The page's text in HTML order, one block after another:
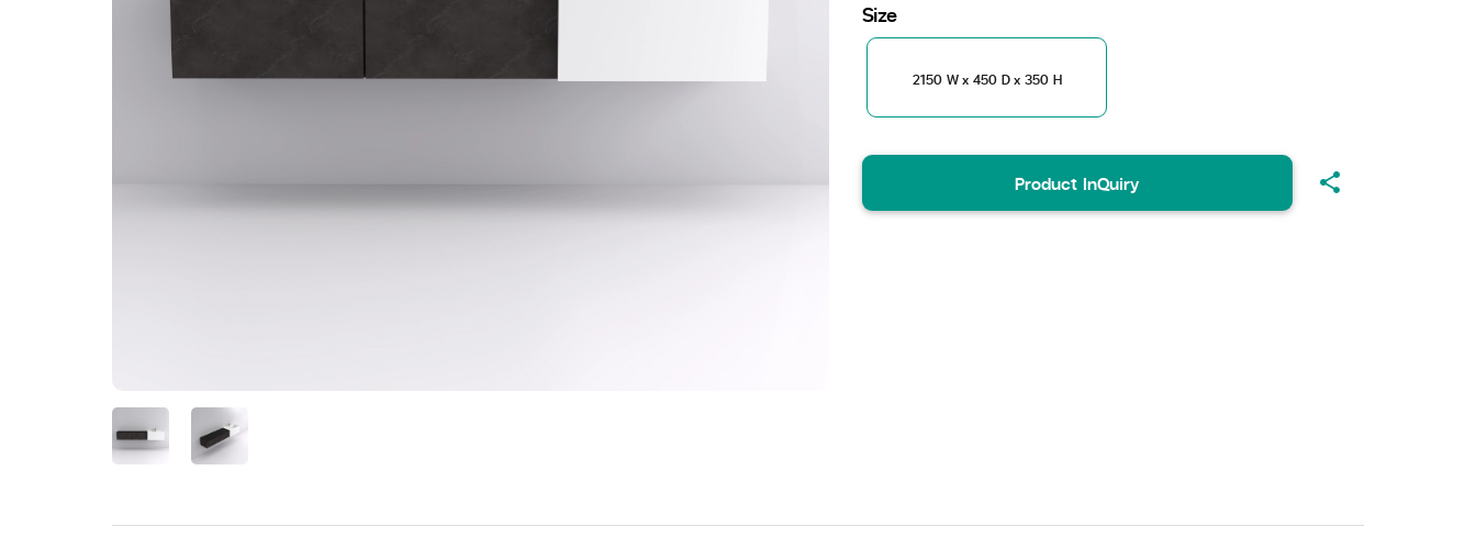
Size
2150 W x 450 D x 350 H
Product InQuiry share